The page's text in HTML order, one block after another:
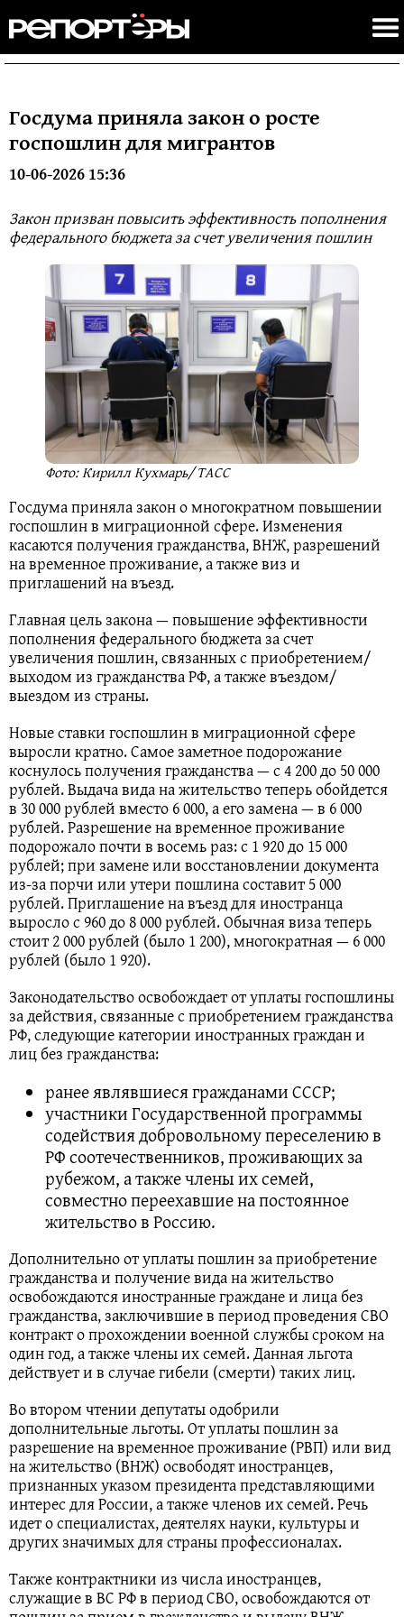
Госдума приняла закон о росте
госпошлин для мигрантов
10-06-2026 15:36
Закон призван повысить эффективность пополнения
федерального бюджета за счет увеличения пошлин
Фото: Кирилл Кухмарь/ ТАСС
Госдума приняла закон о многократном повышении
госпошлин в миграционной сфере. Изменения
касаются получения гражданства, ВНЖ, разрешений
на временное проживание, а также виз и
приглашений на въезд.
Главная цель закона — повышение эффективности
пополнения федерального бюджета за счет
увеличения пошлин, связанных с приобретением/
выходом из гражданства РФ, а также въездом/
выездом из страны.
Новые ставки госпошлин в миграционной сфере
выросли кратно. Самое заметное подорожание
коснулось получения гражданства — с 4 200 до 50 000
рублей. Выдача вида на жительство теперь обойдется
в 30 000 рублей вместо 6 000, а его замена — в 6 000
рублей. Разрешение на временное проживание
подорожало почти в восемь раз: с 1 920 до 15 000
рублей; при замене или восстановлении документа
из-за порчи или утери пошлина составит 5 000
рублей. Приглашение на въезд для иностранца
выросло с 960 до 8 000 рублей. Обычная виза теперь
стоит 2 000 рублей (было 1 200), многократная — 6 000
рублей (было 1 920).
Законодательство освобождает от уплаты госпошлины
за действия, связанные с приобретением гражданства
РФ, следующие категории иностранных граждан и
лиц без гражданства:
ранее являвшиеся гражданами СССР;
участники Государственной программы
содействия добровольному переселению в
РФ соотечественников, проживающих за
рубежом, а также члены их семей,
совместно переехавшие на постоянное
жительство в Россию.
Дополнительно от уплаты пошлин за приобретение
гражданства и получение вида на жительство
освобождаются иностранные граждане и лица без
гражданства, заключившие в период проведения СВО
контракт о прохождении военной службы сроком на
один год, а также члены их семей. Данная льгота
действует и в случае гибели (смерти) таких лиц.
Во втором чтении депутаты одобрили
дополнительные льготы. От уплаты пошлин за
разрешение на временное проживание (РВП) или вид
на жительство (ВНЖ) освободят иностранцев,
признанных указом президента представляющими
интерес для России, а также членов их семей. Речь
идет о специалистах, деятелях науки, культуры и
других значимых для страны профессионалах.
Также контрактники из числа иностранцев,
служащие в ВС РФ в период СВО, освобождаются от